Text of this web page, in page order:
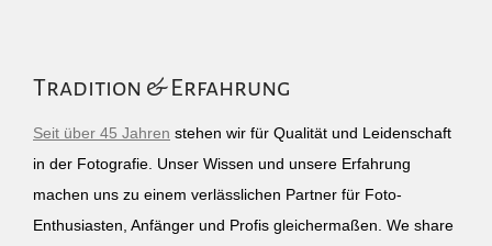
Tradition & Erfahrung
Seit über 45 Jahren stehen wir für Qualität und Leidenschaft
in der Fotografie. Unser Wissen und unsere Erfahrung
machen uns zu einem verlässlichen Partner für Foto-
Enthusiasten, Anfänger und Profis gleichermaßen. We share